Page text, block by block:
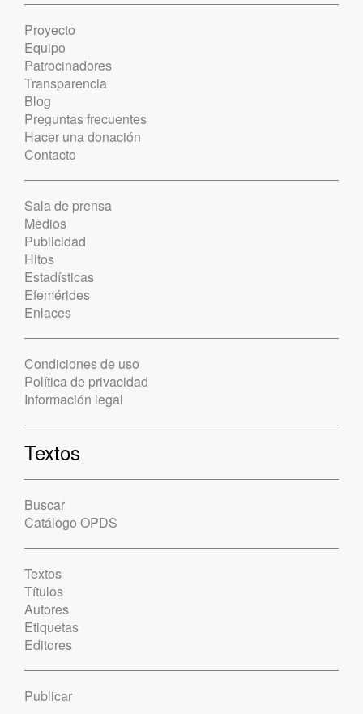
Proyecto
Equipo
Patrocinadores
Transparencia
Blog
Preguntas frecuentes
Hacer una donación
Contacto
Sala de prensa
Medios
Publicidad
Hitos
Estadísticas
Efemérides
Enlaces
Condiciones de uso
Política de privacidad
Información legal
Textos
Buscar
Catálogo OPDS
Textos
Títulos
Autores
Etiquetas
Editores
Publicar